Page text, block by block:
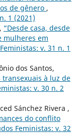
de gênero ,
1 (2021)
“Desde casa, desde
mulheres em
v. 31 n. 1
dos Santos,
à luz de
v. 30 n. 2
Sánchez Rivera ,
do conflito
Feministas: v. 32